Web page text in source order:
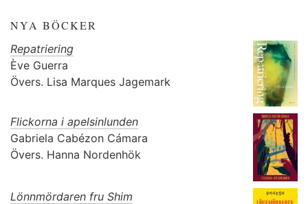
NYA BÖCKER
Repatriering
Ève Guerra
Övers. Lisa Marques Jagemark
Flickorna i apelsinlunden
Gabriela Cabézon Cámara
Övers. Hanna Nordenhök
Lönnmördaren fru Shim